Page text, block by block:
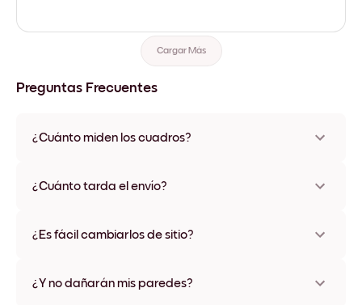
Cargar Más
Preguntas Frecuentes
¿Cuánto miden los cuadros?
varios materiales y colores de marco, incluidas opciones sin
¿Cuánto tarda el envío?
disponibles en algunos países. Te enviaremos un número de
¿Es fácil cambiarlos de sitio?
ningún daño
¿Y no dañarán mis paredes?